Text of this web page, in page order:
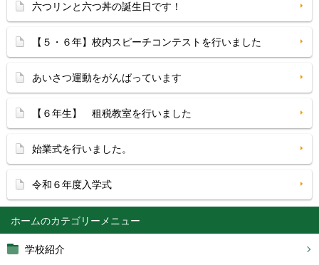
ホーム
学校紹介
六つリンと六つ丼の誕生日です！
【５・６年】校内スピーチコンテストを行いました
あいさつ運動をがんばっています
【６年生】 租税教室を行いました
始業式を行いました。
令和６年度入学式